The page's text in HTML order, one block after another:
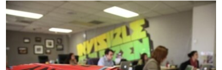
ម្តង
រំលង​
និង​
ទៅ​
ទំព័រ​
ព្រឹត្តិការណ៍ព័ត៌មាន
ទូរទស្សន៍ / វីដេអូ​
វិទ្យុ / ផតខាសថ៍
កម្មវិធីទាំងអស់